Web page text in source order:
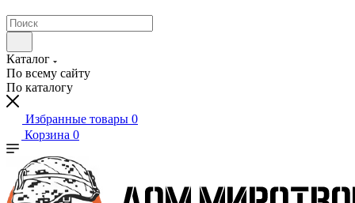
Каталог
По всему сайту
По каталогу
Избранные товары 0
Корзина 0